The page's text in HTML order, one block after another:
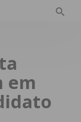
em